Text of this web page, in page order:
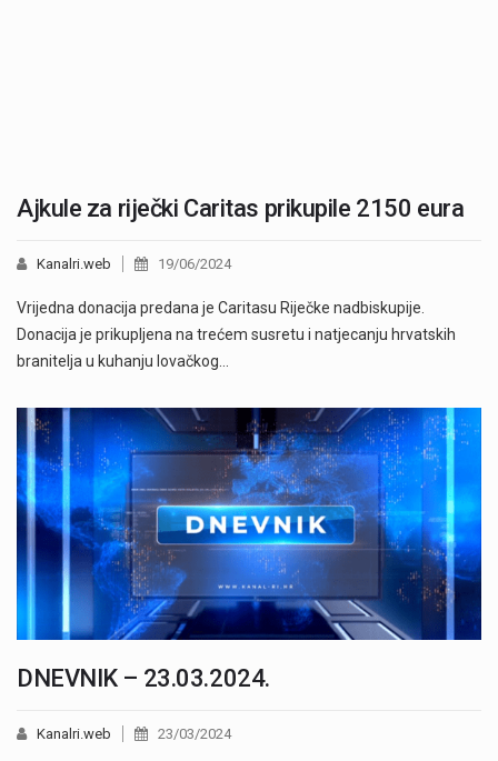
Ajkule za riječki Caritas prikupile 2150 eura
Kanalri.web 19/06/2024
Vrijedna donacija predana je Caritasu Riječke nadbiskupije.
Donacija je prikupljena na trećem susretu i natjecanju hrvatskih
branitelja u kuhanju lovačkog…
DNEVNIK – 23.03.2024.
Kanalri.web 23/03/2024